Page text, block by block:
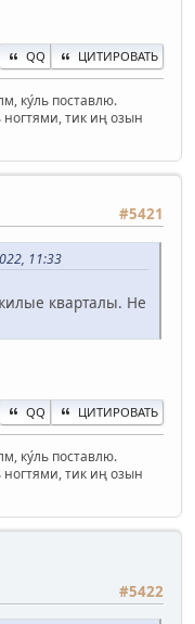
QQ ЦИТИРОВАТЬ
ку́ль поставлю.
тик иң озын
#5421
11:33
кварталы. Не
QQ ЦИТИРОВАТЬ
ку́ль поставлю.
тик иң озын
#5422